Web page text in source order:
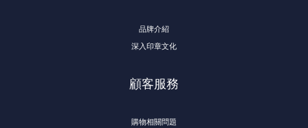
品牌介紹
深入印章文化
顧客服務
購物相關問題